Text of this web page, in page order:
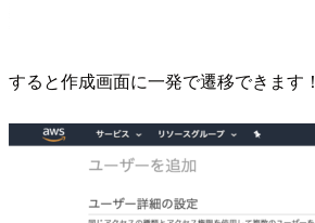
すると作成画面に一発で遷移できます！